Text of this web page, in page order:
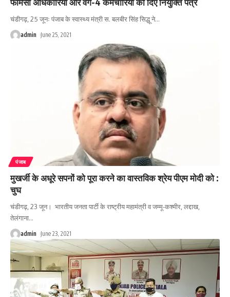
फार्मेसी अधिकारियों और वर्ग-4 कर्मचारियों को दिए नियुक्ति पत्र
चंडीगढ़, 25 जूनः पंजाब के स्वास्थ्य मंत्री स. बलबीर सिंह सिद्धू ने…
admin June 25, 2021
पंजाब
मुखर्जी के अधूरे सपनों को पूरा करने का वास्तविक श्रेय पीएम मोदी को :
चुघ
चंडीगढ़, 23 जून। भारतीय जनता पार्टी के राष्ट्रीय महामंत्री व जम्मू-कश्मीर, लद्दाख,
तेलंगाना…
admin June 23, 2021